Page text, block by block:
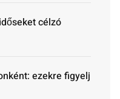
célzó
ezekre figyelj